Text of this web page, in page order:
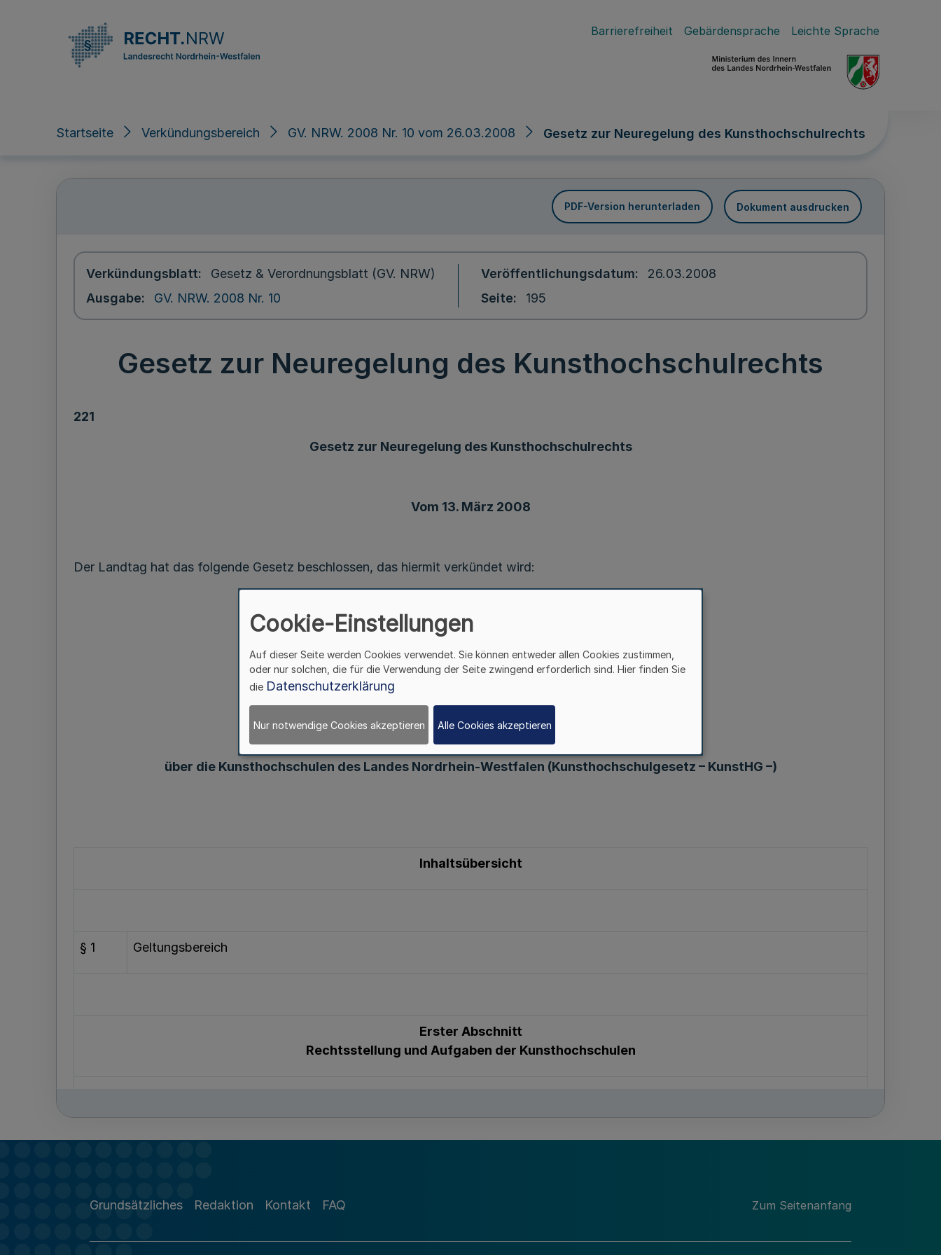
Barrierefreiheit Gebärdensprache Leichte Sprache
Startseite Verkündungsbereich GV. NRW. 2008 Nr. 10 vom 26.03.2008 Gesetz zur Neuregelung des Kunsthochschulrechts
PDF-Version herunterladen Dokument ausdrucken
Verkündungsblatt
Gesetz & Verordnungsblatt (GV. NRW)
Ausgabe
GV. NRW. 2008 Nr. 10
Veröffentlichungsdatum
26.03.2008
Seite
195
Gesetz zur Neuregelung des Kunsthochschulrechts
221
Gesetz zur Neuregelung des Kunsthochschulrechts
Vom 13. März 2008
Der Landtag hat das folgende Gesetz beschlossen, das hiermit verkündet wird:
Gesetz zur Neuregelung des Kunsthochschulrechts
Gesetz
über die Kunsthochschulen des Landes Nordrhein-Westfalen (Kunsthochschulgesetz – KunstHG –)
Inhaltsübersicht
§ 1 Geltungsbereich
Erster Abschnitt
Rechtsstellung und Aufgaben der Kunsthochschulen
Grundsätzliches Redaktion Kontakt FAQ Zum Seitenanfang
Cookie-Einstellungen
Auf dieser Seite werden Cookies verwendet. Sie können entweder allen Cookies zustimmen,
oder nur solchen, die für die Verwendung der Seite zwingend erforderlich sind. Hier finden Sie
die Datenschutzerklärung
Nur notwendige Cookies akzeptieren Alle Cookies akzeptieren